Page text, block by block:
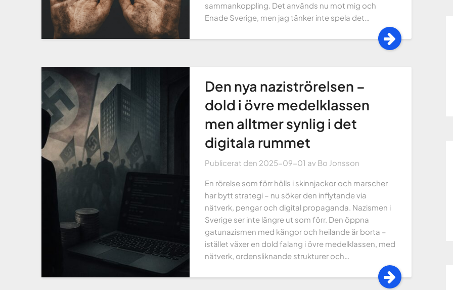
sammankoppling. Det används nu mot mig och
Enade Sverige, men jag tänker inte spela det…
Den nya naziströrelsen –
dold i övre medelklassen
men alltmer synlig i det
digitala rummet
Publicerat den 2025-09-01 av Bo Jonsson
En rörelse som förr hölls i skinnjackor och marscher
har bytt strategi – nu söker den inflytande via
nätverk, pengar och digital propaganda. Nazismen i
Sverige ser inte längre ut som förr. Den öppna
gatunazismen med kängor och heilande är borta –
istället växer en dold falang i övre medelklassen, med
nätverk, ordensliknande strukturer och…